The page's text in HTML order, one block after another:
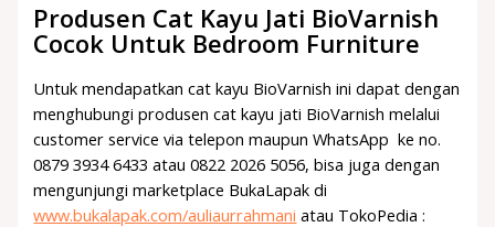
Produsen Cat Kayu Jati BioVarnish
Cocok Untuk Bedroom Furniture
Untuk mendapatkan cat kayu BioVarnish ini dapat dengan
menghubungi produsen cat kayu jati BioVarnish melalui
customer service via telepon maupun WhatsApp ke no.
0879 3934 6433 atau 0822 2026 5056, bisa juga dengan
mengunjungi marketplace BukaLapak di
www.bukalapak.com/auliaurrahmani atau TokoPedia :